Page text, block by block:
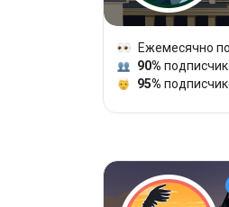
Ежемесячно
90%
95%